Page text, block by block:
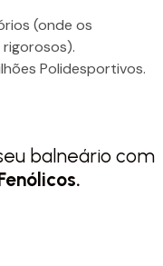
(onde os
Polidesportivos.
balneário com